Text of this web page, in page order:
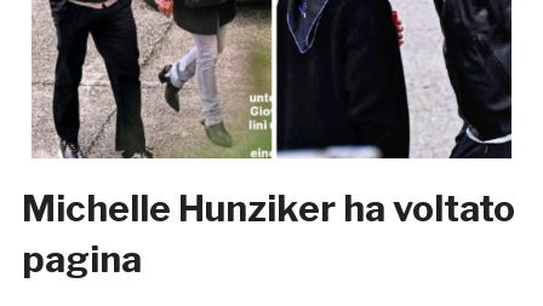
Michelle Hunziker ha voltato
pagina